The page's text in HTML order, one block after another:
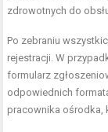
zdrowotnych do
Po zebraniu
rejestracji. W
formularz
odpowiednich
pracownika ośrodka,